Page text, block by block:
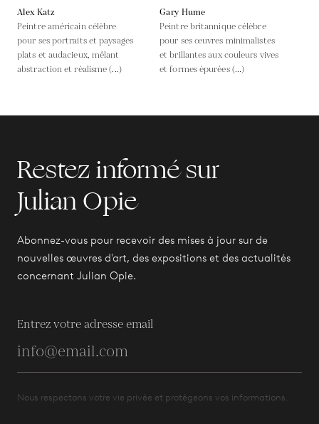
Alex Katz
Peintre américain célèbre
pour ses portraits et paysages
plats et audacieux, mêlant
abstraction et réalisme (...)
Gary Hume
Peintre britannique célèbre
pour ses œuvres minimalistes
et brillantes aux couleurs vives
et formes épurées (...)
Restez informé sur
Julian Opie
Abonnez-vous pour recevoir des mises à jour sur de
nouvelles œuvres d'art, des expositions et des actualités
concernant Julian Opie.
Entrez votre adresse email
Nous respectons votre vie privée et protégeons vos informations.